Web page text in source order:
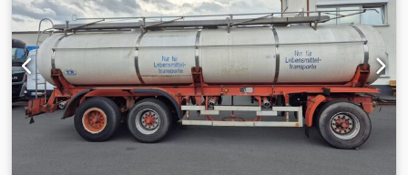
Πλάτος: 2550 mm – Ύψος: 3320 mm – Βάρος χωρίς φορτίο:
3770 kg – Κατασκευαστής υπερκατασκευής: HLW – Υλικό
δεξαμενής: Ανοξείδωτος χάλυβας – Συνολικός όγκος
δεξαμενής: 13000 L – Θάλαμοι δεξαμενής: 1 – Διαχωριστικά
τοιχώματα – Μονωμένο – Σύστημα καθαρισμού CIP. Csdpfx
Abjzfpz Sjferf